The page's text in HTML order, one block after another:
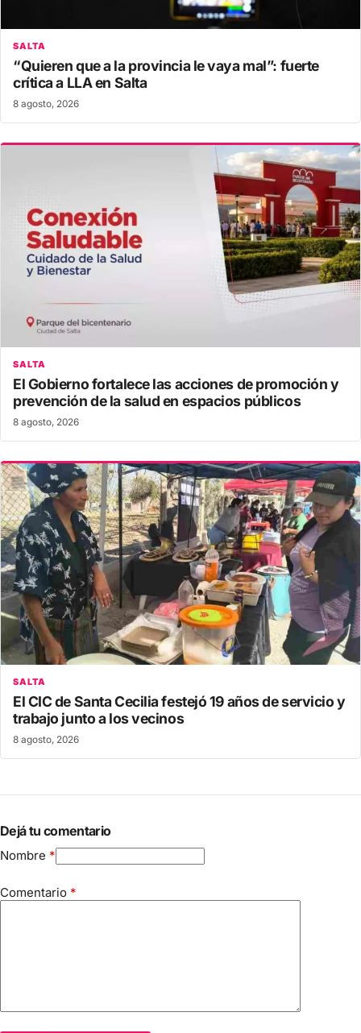
SALTA
“Quieren que a la provincia le vaya mal”: fuerte
crítica a LLA en Salta
8 agosto, 2026
SALTA
El Gobierno fortalece las acciones de promoción y
prevención de la salud en espacios públicos
8 agosto, 2026
SALTA
El CIC de Santa Cecilia festejó 19 años de servicio y
trabajo junto a los vecinos
8 agosto, 2026
Dejá tu comentario
Nombre *
Comentario *